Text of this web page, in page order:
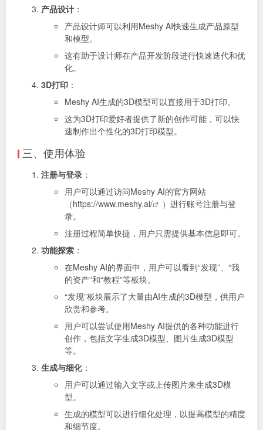
产品设计 ：
产品设计师可以利用Meshy AI快速生成产品原型
和模型。
这有助于设计师在产品开发阶段进行快速迭代和优
化。
3D打印 ：
Meshy AI生成的3D模型可以直接用于3D打印。
这为3D打印爱好者提供了新的创作可能，可以快
速制作出个性化的3D打印模型。
三、使用体验
注册与登录 ：
用户可以通过访问Meshy AI的官方网站
（https://www.meshy.ai/
）进行账号注册与登
录。
注册过程简单快捷，用户只需提供基本信息即可。
功能探索 ：
在Meshy AI的界面中，用户可以看到“发现”、“我
的资产”和“教程”等板块。
“发现”板块展示了大量由AI生成的3D模型，供用户
欣赏和参考。
用户可以尝试使用Meshy AI提供的各种功能进行
创作，包括文字生成3D模型、图片生成3D模型
等。
生成与细化：
用户可以通过输入文字或上传图片来生成3D模
型。
生成的模型可以进行细化处理，以提高模型的精度
和细节度。